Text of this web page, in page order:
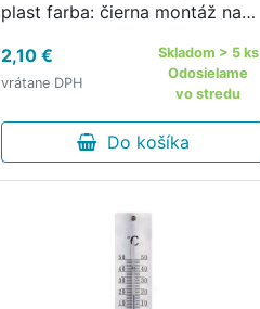
plast farba: čierna montáž na
teplomer s prehľadnou
stupnicou je vhodný na
pripevnenie na stenu.
2,10 €
vrátane DPH
Skladom > 5 ks
Odosielame
vo stredu
Do košíka